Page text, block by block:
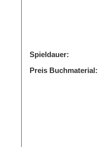
Spieldauer:
Preis Buchmaterial: